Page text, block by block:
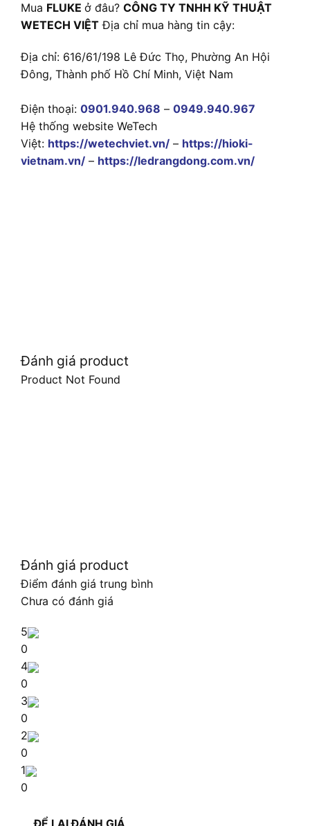
Mua FLUKE ở đâu? CÔNG TY TNHH KỸ THUẬT
WETECH VIỆT Địa chỉ mua hàng tin cậy:
Địa chỉ: 616/61/198 Lê Đức Thọ, Phường An Hội
Đông, Thành phố Hồ Chí Minh, Việt Nam
Điện thoại: 0901.940.968 – 0949.940.967
Hệ thống website WeTech
Việt: https://wetechviet.vn/ – https://hioki-
vietnam.vn/ – https://ledrangdong.com.vn/
Đánh giá product
Product Not Found
Đánh giá product
Điểm đánh giá trung bình
Chưa có đánh giá
5
0
4
0
3
0
2
0
1
0